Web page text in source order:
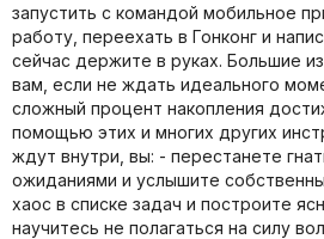
запустить с командой мобильное
работу, переехать в Гонконг и
сейчас держите в руках. Большие
вам, если не ждать идеального
сложный процент накопления
помощью этих и многих других
ждут внутри, вы: - перестанете
ожиданиями и услышите
хаос в списке задач и построите
научитесь не полагаться на силу